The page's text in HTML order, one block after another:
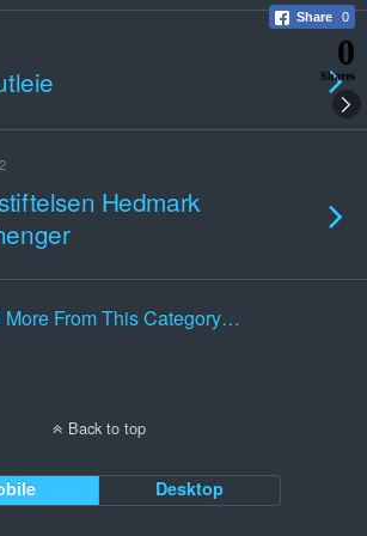
Hedmark
More From This Category…
Back to top
Desktop
Share 0
0
Shares